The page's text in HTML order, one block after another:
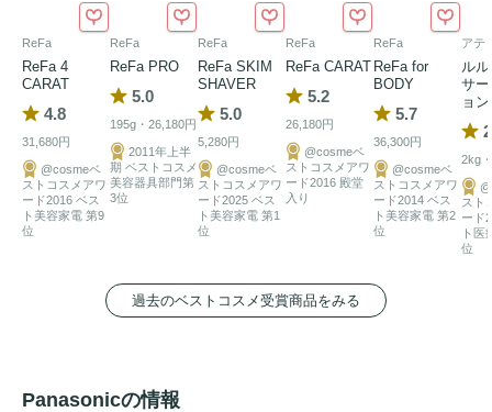
ReFa
ReFa 4
CARAT
4.8
31,680円
@cosmeベ
ストコスメアワ
ード2016 ベス
ト美容家電 第9
位
ReFa
ReFa PRO
5.0
195g・26,180円
2011年上半
期 ベストコスメ
美容器具部門第
3位
ReFa
ReFa SKIM
SHAVER
5.0
5,280円
@cosmeベ
ストコスメアワ
ード2025 ベス
ト美容家電 第1
位
ReFa
ReFa CARAT
5.2
26,180円
@cosmeベ
ストコスメアワ
ード2016 殿堂
入り
ReFa
ReFa for
BODY
5.7
36,300円
@cosmeベ
ストコスメアワ
ード2014 ベス
ト美容家電 第2
位
アテ
ル
サ
ョン
2kg
スト
ード
ト医
位
過去のベストコスメ受賞商品をみる
Panasonicの情報